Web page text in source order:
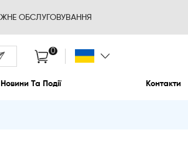
ВІДМІННЕ ПІСЛЯПРОДАЖНЕ